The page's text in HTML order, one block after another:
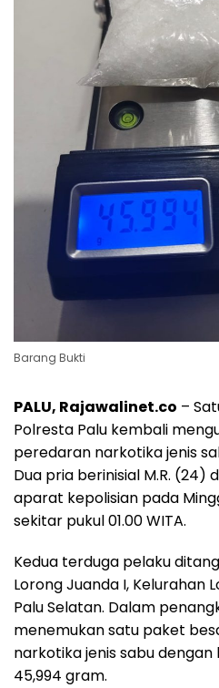
Barang Bukti
PALU, Rajawalinet.co –
Polresta Palu kembali
peredaran narkotika jenis
Dua pria berinisial M.R. (24)
aparat kepolisian pada
sekitar pukul 01.00 WITA.
Kedua terduga pelaku
Lorong Juanda I, Kelurahan
Palu Selatan. Dalam
menemukan satu paket
narkotika jenis sabu
45,994 gram.